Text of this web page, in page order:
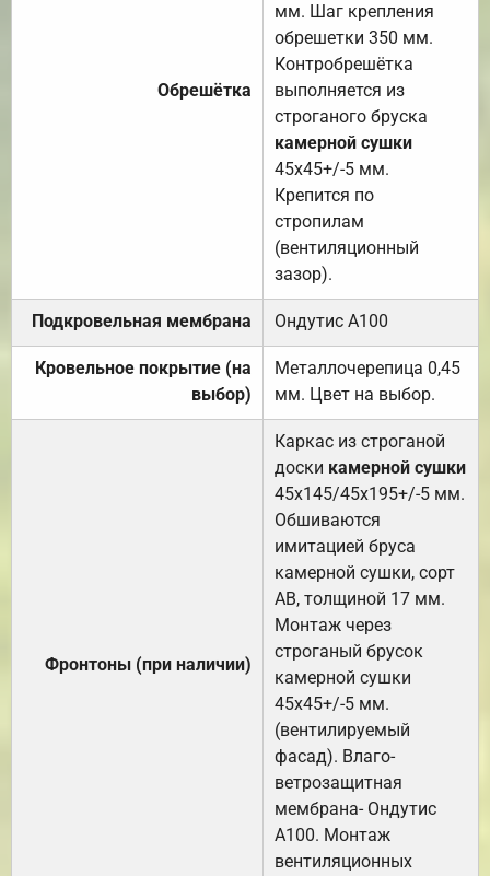
Обрешётка
мм. Шаг крепления
обрешетки 350 мм.
Контробрешётка
выполняется из
строганого бруска
камерной сушки
45х45+/-5 мм.
Крепится по
стропилам
(вентиляционный
зазор).
Подкровельная мембрана Ондутис А100
Кровельное покрытие (на
выбор)
Металлочерепица 0,45
мм. Цвет на выбор.
Фронтоны (при наличии)
Каркас из строганой
доски камерной сушки
45х145/45х195+/-5 мм.
Обшиваются
имитацией бруса
камерной сушки, сорт
АВ, толщиной 17 мм.
Монтаж через
строганый брусок
камерной сушки
45х45+/-5 мм.
(вентилируемый
фасад). Влаго-
ветрозащитная
мембрана- Ондутис
А100. Монтаж
вентиляционных